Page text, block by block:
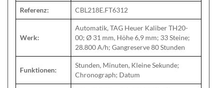
Referenz: CBL218E.FT6312
Werk:
Automatik, TAG Heuer Kaliber TH20-
00; Ø 31 mm, Höhe 6,9 mm; 33 Steine;
28.800 A/h; Gangreserve 80 Stunden
Funktionen:
Stunden, Minuten, Kleine Sekunde;
Chronograph; Datum